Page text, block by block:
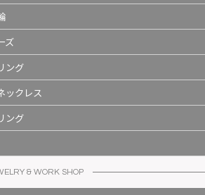
ズ
ング
ックレス
ング
& WORK SHOP